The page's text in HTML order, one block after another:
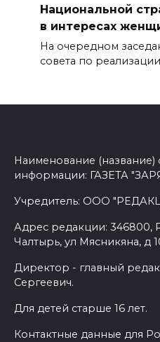
Национальной
в интересах
На очередном
совета по реализации
Наименование (название)
информации: ГАЗЕТА
Учредитель: ООО
Адрес редакции: 346800,
Чалтырь, ул Мясникяна, д
Директор - главный
Сергеевич.
Для детей старше 16 лет.
Контактные данные для